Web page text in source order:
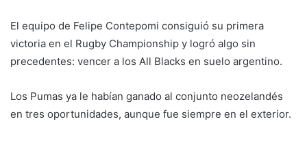
El equipo de Felipe Contepomi consiguió su primera
victoria en el Rugby Championship y logró algo sin
precedentes: vencer a los All Blacks en suelo argentino.
Los Pumas ya le habían ganado al conjunto neozelandés
en tres oportunidades, aunque fue siempre en el exterior.